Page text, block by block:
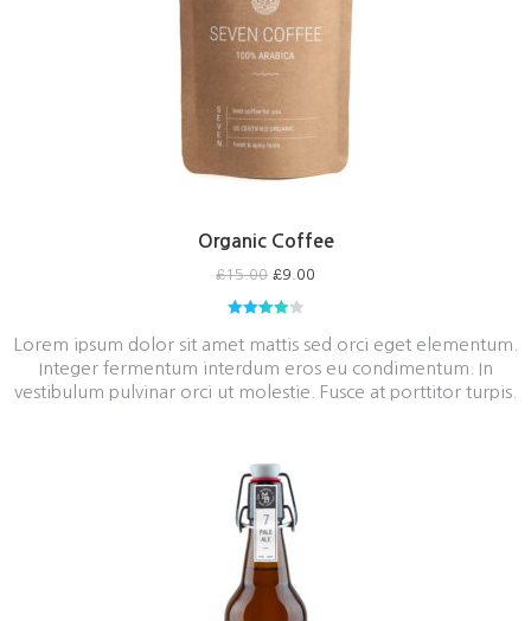
Organic Coffee
£15.00 £9.00
out of 5
Lorem ipsum dolor sit amet mattis sed orci eget elementum.
Integer fermentum interdum eros eu condimentum. In
vestibulum pulvinar orci ut molestie. Fusce at porttitor turpis.